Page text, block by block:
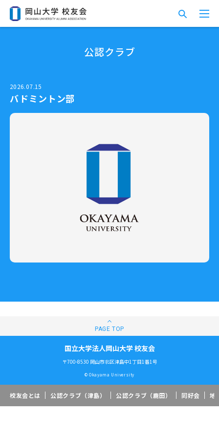
公認クラブ
2026.07.15
バドミントン部
国立大学法人岡山大学 校友会
〒700-8530 岡山市北区津島中1丁目1番1号
© Okayama University
校友会とは 公認クラブ（津島） 公認クラブ（鹿田） 同好会 地